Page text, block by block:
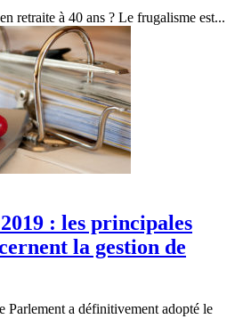
retraite à 40 ans ? Le frugalisme est...
: les principales
la gestion de
Parlement a définitivement adopté le